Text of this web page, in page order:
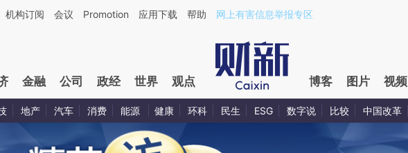
机构订阅 会议 Promotion 应用下载 帮助 网上有害信息举报专区
金融 公司 政经 世界 观点 博客 图片 视频
地产 汽车 消费 能源 健康 环科 民生 ESG 数字说 比较 中国改革